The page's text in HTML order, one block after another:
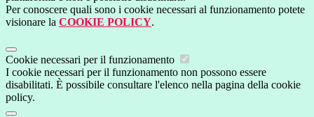
Per conoscere quali sono i cookie necessari al funzionamento potete
visionare la COOKIE POLICY.
Cookie necessari per il funzionamento
I cookie necessari per il funzionamento non possono essere
disabilitati. È possibile consultare l'elenco nella pagina della cookie
policy.